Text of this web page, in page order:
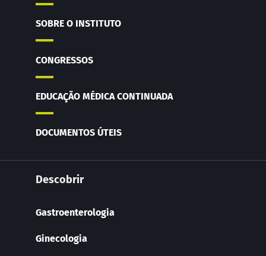
SOBRE O INSTITUTO
CONGRESSOS
EDUCAÇÃO MÉDICA CONTINUADA
DOCUMENTOS ÚTEIS
Descobrir
Gastroenterologia
Ginecologia